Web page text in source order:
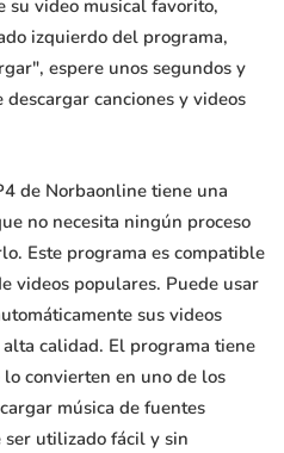
su video musical favorito,
izquierdo del programa,
espere unos segundos y
canciones y videos
de Norbaonline tiene una
no necesita ningún proceso
Este programa es compatible
videos populares. Puede usar
sus videos
calidad. El programa tiene
convierten en uno de los
música de fuentes
ser utilizado fácil y sin